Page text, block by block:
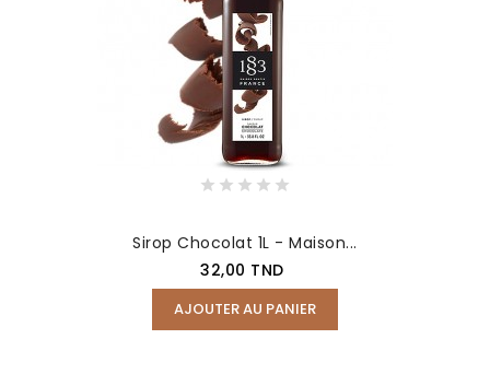
Sirop Chocolat 1L - Maison...
Prix
32,00 TND
AJOUTER AU PANIER